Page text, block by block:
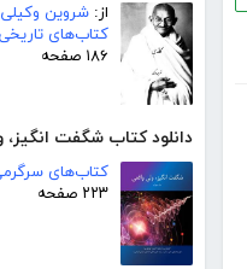
از: شروین وکیلی
کتاب‌های تاریخی
۱۸۶ صفحه
دانلود کتاب شگفت انگیز،
کتاب‌های
۲۲۳ صفحه